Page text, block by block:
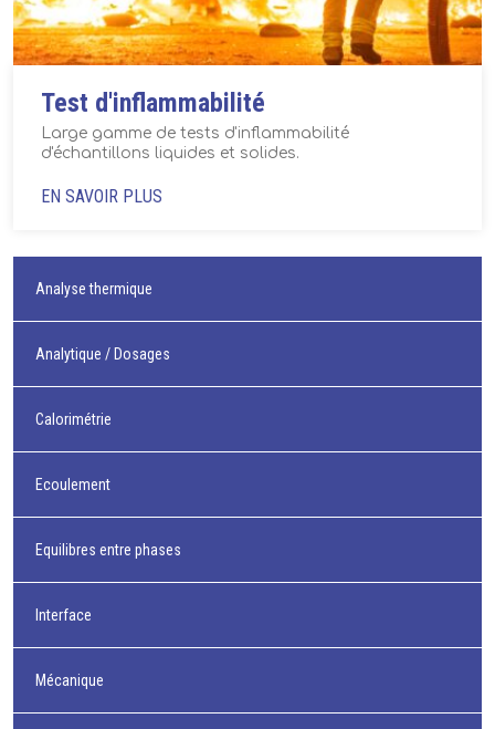
Test d'inflammabilité
Large gamme de tests d'inflammabilité
d'échantillons liquides et solides.
EN SAVOIR PLUS
Analyse thermique
Analytique / Dosages
Calorimétrie
Ecoulement
Equilibres entre phases
Interface
Mécanique